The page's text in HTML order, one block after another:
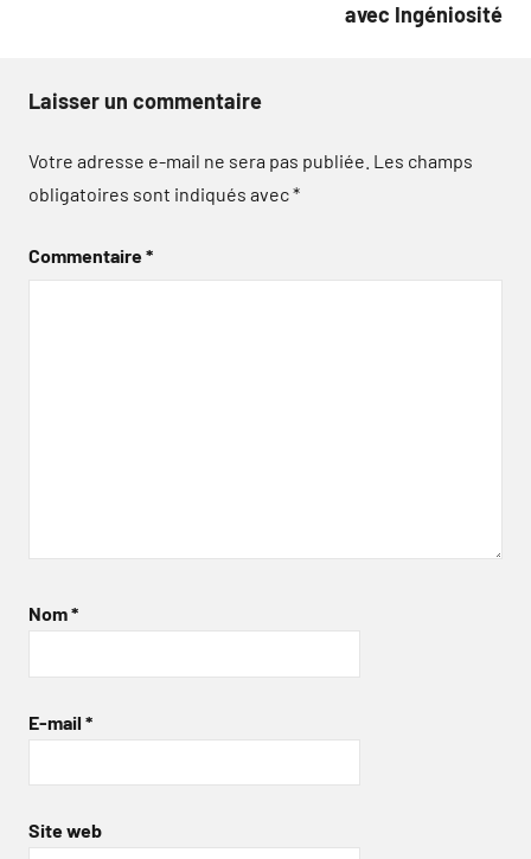
avec Ingéniosité
Laisser un commentaire
Votre adresse e-mail ne sera pas publiée. Les champs
obligatoires sont indiqués avec*
Commentaire*
Nom*
E-mail *
Site web